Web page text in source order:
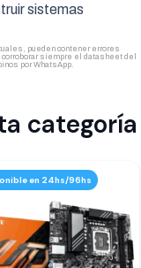
sistemas
pueden contener errores
siempre el datasheet del
por WhatsApp.
categoría
en 24hs/96hs